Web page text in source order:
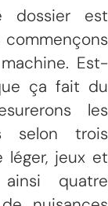
dossier est
Est-
ça fait du
les
selon trois
léger, jeux et
quatre